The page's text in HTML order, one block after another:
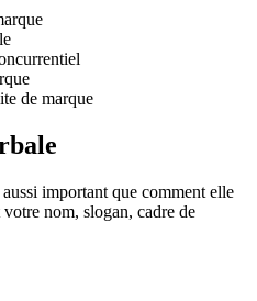
de marque
important que comment elle
nom, slogan, cadre de